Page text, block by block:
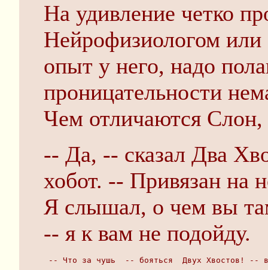
На удивление четко
Нейрофизиологом
опыт у него, надо
проницательности
Чем отличаются
-- Да, -- сказал Два
хобот. -- Привязан на
Я слышал, о чем вы
-- я к вам не подойду.
-- Что за чушь  -- бояться  Двух Хвостов! --